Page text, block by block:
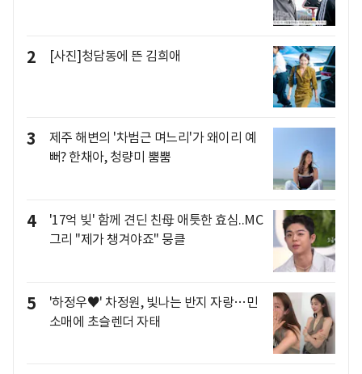
2 [사진]청담동에 뜬 김희애
3
제주 해변의 '차범근 며느리'가 왜이리 예
뻐? 한채아, 청량미 뿜뿜
4
'17억 빚' 함께 견딘 친母 애틋한 효심..MC
그리 "제가 챙겨야죠" 뭉클
5
'하정우♥' 차정원, 빛나는 반지 자랑…민
소매에 초슬렌더 자태